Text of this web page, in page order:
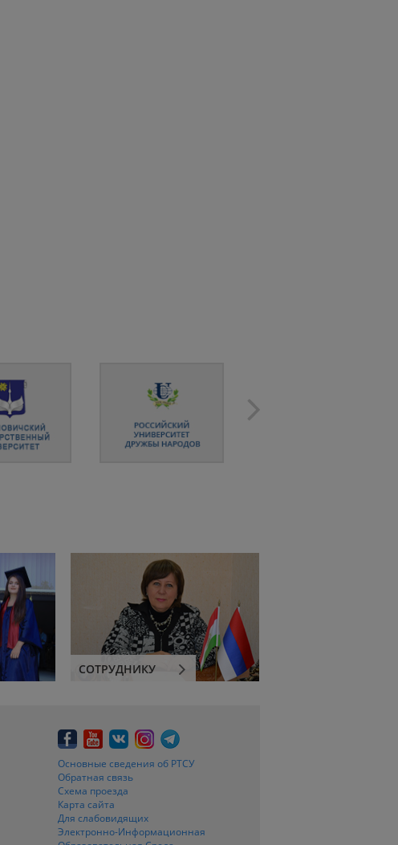
СОТРУДНИКУ
Основные сведения об РТСУ
Обратная связь
Схема проезда
Карта сайта
Для слабовидящих
Электронно-Информационная